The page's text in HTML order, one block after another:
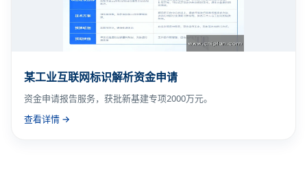
某工业互联网标识解析资金申请
资金申请报告服务，获批新基建专项2000万元。
查看详情 →